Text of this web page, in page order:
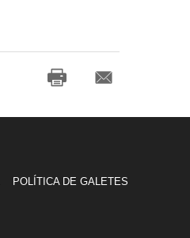
POLÍTICA DE GALETES